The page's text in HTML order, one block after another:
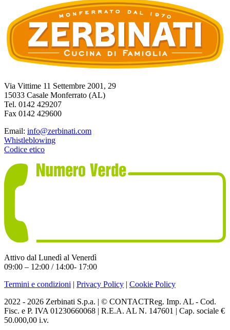
Via Vittime 11 Settembre 2001, 29
15033 Casale Monferrato (AL)
Tel. 0142 429207
Fax 0142 429600
Email: info@zerbinati.com
Whistleblowing
Codice etico
Attivo dal Lunedì al Venerdì
09:00 – 12:00 / 14:00- 17:00
Termini e condizioni | Privacy Policy | Cookie Policy
2022 - 2026 Zerbinati S.p.a. | © CONTACTReg. Imp. AL - Cod.
Fisc. e P. IVA 01230660068 | R.E.A. AL N. 147601 | Cap. sociale €
50.000,00 i.v.